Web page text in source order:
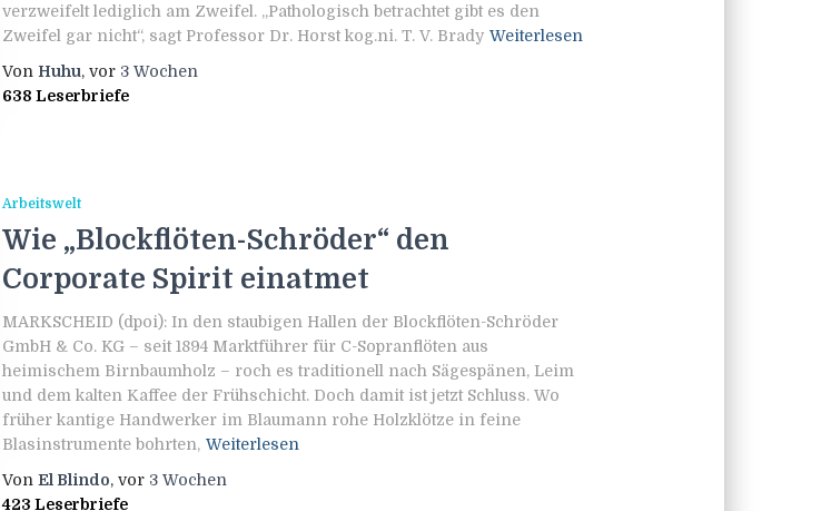
verzweifelt lediglich am Zweifel. „Pathologisch betrachtet gibt es den
Zweifel gar nicht“, sagt Professor Dr. Horst kog.ni. T. V. Brady Weiterlesen
Von Huhu, vor 3 Wochen
638 Leserbriefe
Arbeitswelt
Wie „Blockflöten-Schröder“ den
Corporate Spirit einatmet
MARKSCHEID (dpoi): In den staubigen Hallen der Blockflöten-Schröder
GmbH & Co. KG – seit 1894 Marktführer für C-Sopranflöten aus
heimischem Birnbaumholz – roch es traditionell nach Sägespänen, Leim
und dem kalten Kaffee der Frühschicht. Doch damit ist jetzt Schluss. Wo
früher kantige Handwerker im Blaumann rohe Holzklötze in feine
Blasinstrumente bohrten, Weiterlesen
Von El Blindo, vor 3 Wochen
423 Leserbriefe